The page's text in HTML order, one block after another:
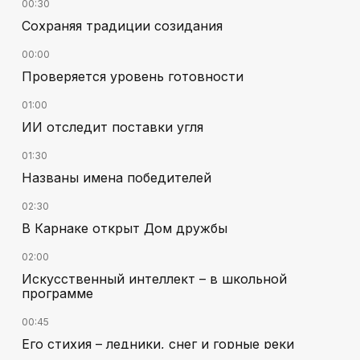
00:30
Сохраняя традиции созидания
00:00
Проверяется уровень готовности
01:00
ИИ отследит поставки угля
01:30
Названы имена победителей
02:30
В Карнаке открыт Дом дружбы
02:00
Искусственный интеллект – в школьной
программе
00:45
Его стихия – ледники, снег и горные реки